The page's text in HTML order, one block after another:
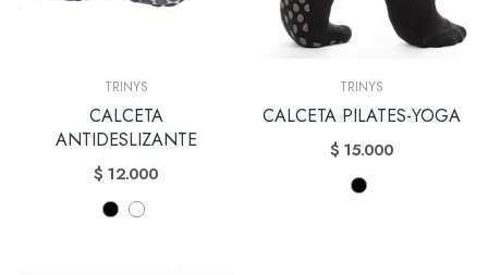
TRINYS
CALCETA
ANTIDESLIZANTE
$ 12.000
TRINYS
CALCETA PILATES-YOGA
$ 15.000